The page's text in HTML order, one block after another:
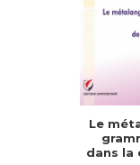
Le
dans la